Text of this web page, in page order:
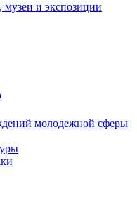
и экспозиции
молодежной сферы